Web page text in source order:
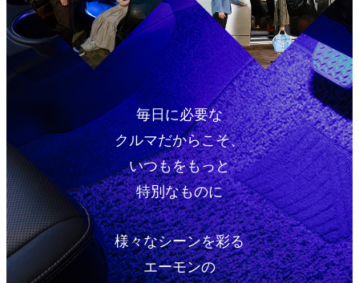
毎日に必要な
クルマだからこそ、
いつもをもっと
特別なものに
様々なシーンを彩る
エーモンの